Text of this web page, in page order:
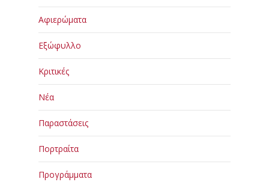
Αφιερώματα
Εξώφυλλο
Κριτικές
Νέα
Παραστάσεις
Πορτραίτα
Προγράμματα